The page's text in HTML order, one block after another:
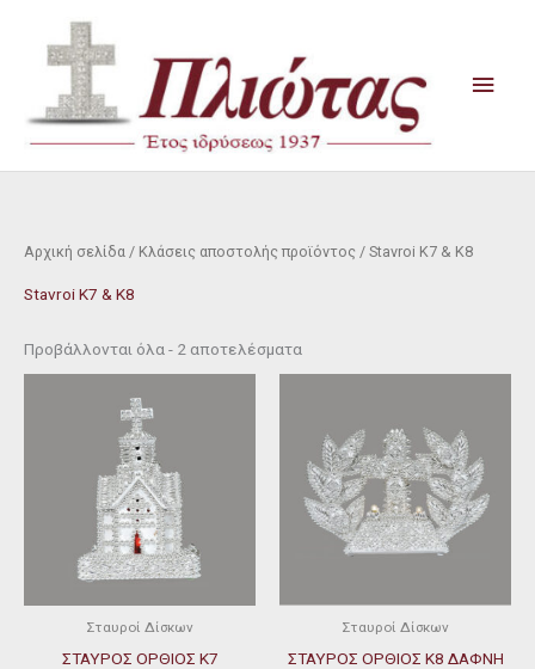
περιεχόμενο
Αρχική σελίδα / Κλάσεις αποστολής προϊόντος / Stavroi K7 & K8
Stavroi K7 & K8
Προβάλλονται όλα - 2 αποτελέσματα
Σταυροί Δίσκων
ΣΤΑΥΡΟΣ ΟΡΘΙΟΣ Κ7
Σταυροί Δίσκων
ΣΤΑΥΡΟΣ ΟΡΘΙΟΣ Κ8 ΔΑΦΝΗ